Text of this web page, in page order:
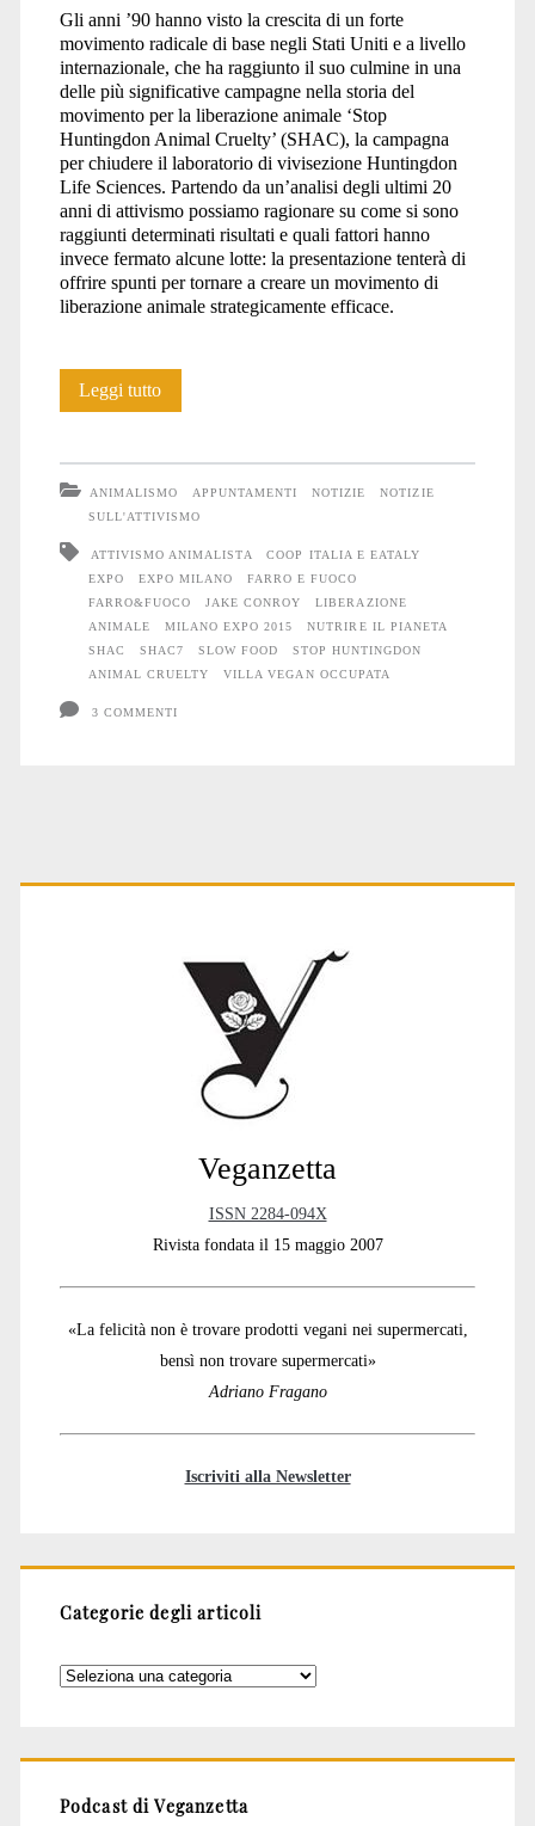
Gli anni ’90 hanno visto la crescita di un forte
movimento radicale di base negli Stati Uniti e a livello
internazionale, che ha raggiunto il suo culmine in una
delle più significative campagne nella storia del
movimento per la liberazione animale ‘Stop
Huntingdon Animal Cruelty’ (SHAC), la campagna
per chiudere il laboratorio di vivisezione Huntingdon
Life Sciences. Partendo da un’analisi degli ultimi 20
anni di attivismo possiamo ragionare su come si sono
raggiunti determinati risultati e quali fattori hanno
invece fermato alcune lotte: la presentazione tenterà di
offrire spunti per tornare a creare un movimento di
liberazione animale strategicamente efficace.
Leggi tuttoJake
SHAC
7
a
Milano
ANIMALISMO APPUNTAMENTI NOTIZIE
NOTIZIE
SULL'ATTIVISMO
ATTIVISMO ANIMALISTA
COOP ITALIA E EATALY
EXPO
EXPO MILANO
FARRO E FUOCO
FARRO&FUOCO
JAKE CONROY
LIBERAZIONE
ANIMALE
MILANO EXPO 2015
NUTRIRE IL PIANETA
SHAC
SHAC7 SLOW FOOD
STOP HUNTINGDON
ANIMAL CRUELTY
VILLA VEGAN OCCUPATA
3 COMMENTI
Primary
Veganzetta
ISSN 2284-094X
Rivista fondata il 15 maggio 2007
«La felicità non è trovare prodotti vegani nei supermercati,
bensì non trovare supermercati»
Adriano Fragano
Iscriviti alla Newsletter
Categorie degli articoli
Categorie
Podcast di Veganzetta